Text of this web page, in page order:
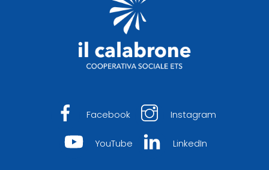
Facebook Instagram
YouTube LinkedIn